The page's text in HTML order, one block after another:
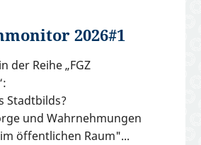
2026#1
der Reihe „FGZ
Stadtbilds?
und Wahrnehmungen
öffentlichen Raum"